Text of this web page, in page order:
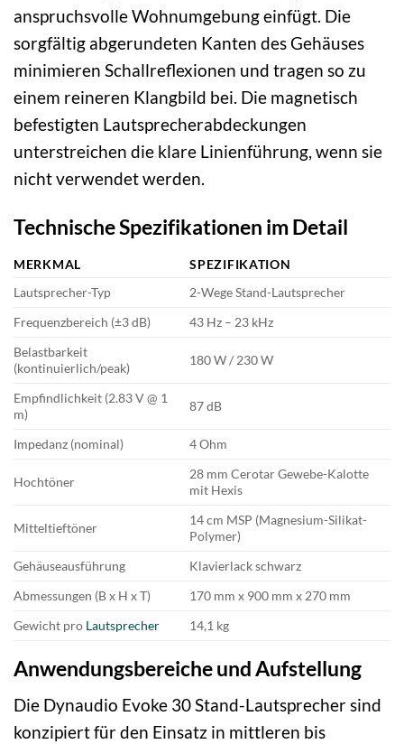
anspruchsvolle Wohnumgebung einfügt. Die
sorgfältig abgerundeten Kanten des Gehäuses
minimieren Schallreflexionen und tragen so zu
einem reineren Klangbild bei. Die magnetisch
befestigten Lautsprecherabdeckungen
unterstreichen die klare Linienführung, wenn sie
nicht verwendet werden.
Technische Spezifikationen im Detail
MERKMAL
SPEZIFIKATION
Lautsprecher-Typ
2-Wege Stand-Lautsprecher
Frequenzbereich (±3 dB)
43 Hz – 23 kHz
Belastbarkeit
(kontinuierlich/peak)
180 W / 230 W
Empfindlichkeit (2.83 V @ 1
m)
87 dB
Impedanz (nominal) 4 Ohm
Hochtöner
28 mm Cerotar Gewebe-Kalotte
mit Hexis
Mitteltieftöner
14 cm MSP (Magnesium-Silikat-
Polymer)
Gehäuseausführung
Klavierlack schwarz
Abmessungen (B x H x T)
170 mm x 900 mm x 270 mm
Gewicht pro Lautsprecher 14,1 kg
Anwendungsbereiche und Aufstellung
Die Dynaudio Evoke 30 Stand-Lautsprecher sind
konzipiert für den Einsatz in mittleren bis